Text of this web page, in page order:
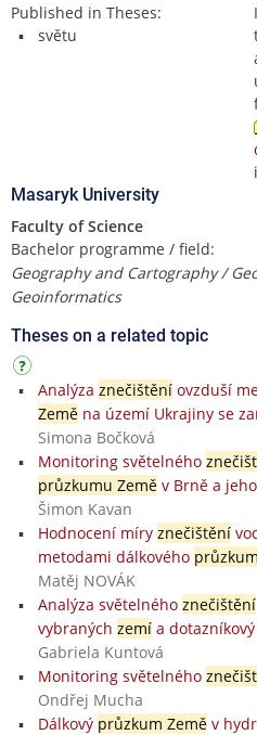
Published in Theses:
světu
Masaryk University
Faculty of Science
Bachelor programme / field:
Geography and Cartography /
Geoinformatics
Theses on a related topic
Analýza znečištěníovzduší
Zeměna území Ukrajiny se
Simona Bočková
Monitoring světelného
průzkumu Zeměv Brně a
Šimon Kavan
Hodnocení míry znečištění
metodami dálkového
Matěj NOVÁK
Analýza světelného znečištění
vybraných zemía dotazníkový
Gabriela Kuntová
Monitoring světelného
Ondřej Mucha
Dálkový průzkum Zeměv